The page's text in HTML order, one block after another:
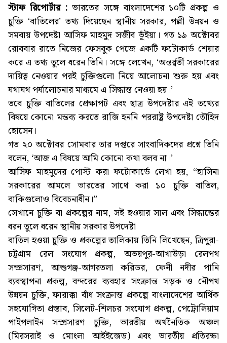
স্টাফ রিপোর্টার : ভারতের সঙ্গে বাংলাদেশের ১০টি প্রকল্প ও
চুক্তি ‘বাতিলের’ তথ্য দিয়েছেন স্থানীয় সরকার, পল্লী উন্নয়ন ও
সমবায় উপদেষ্টা আসিফ মাহমুদ সজীব ভূঁইয়া। গত ১৯ অক্টোবর
রোববার রাতে নিজের ফেসবুক পেজে একটি ফটোকার্ড শেয়ার
করে এ তথ্য তুলে ধরেন তিনি। সঙ্গে লেখেন, ‘অন্তর্র্বর্তী সরকারের
দায়িত্ব নেওয়ার পরই চুক্তিগুলো নিয়ে আলোচনা শুরু হয় এবং
যথাযথ পর্যালোচনার মাধ্যমে এ সিদ্ধান্ত নেওয়া হয়।’
তবে চুক্তি বাতিলের প্রেক্ষাপট এবং ছাত্র উপদেষ্টার এই তথ্যের
বিষয়ে কোনো মন্তব্য করতে রাজি হননি পররাষ্ট্র উপদেষ্টা তৌহিদ
হোসেন।
গত ২০ অক্টোবর সোমবার তার দপ্তরে সাংবাদিকদের প্রশ্নে তিনি
বলেন, ‘আজ এ বিষয়ে আমি কোনো কথা বলব না।’
আসিফ মাহমুদের পোস্ট করা ফটোকার্ডে লেখা হয়, “হাসিনা
সরকারের আমলে ভারতের সাথে করা ১০ চুক্তি বাতিল,
বাকিগুলোও বিবেচনাধীন।”
সেখানে চুক্তি বা প্রকল্পের নাম, সই হওয়ার সাল এবং সিদ্ধান্তের
ধরন তুলে ধরেন স্থানীয় সরকার উপদেষ্টা
বাতিল হওয়া চুক্তি ও প্রকল্পের তালিকায় তিনি লিখেছেন, ত্রিপুরা-
চট্টগ্রাম রেল সংযোগ প্রকল্প, অভয়পুর-আখাউড়া রেলপথ
সম্প্রসারণ, আশুগঞ্জ-আগরতলা করিডর, ফেনী নদীর পানি
ব্যবস্থাপনা প্রকল্প, বন্দরের ব্যবহার সংক্রান্ত সড়ক ও নৌপথ
উন্নয়ন চুক্তি, ফারাক্কা বাঁধ সংক্রান্ত প্রকল্পে বাংলাদেশের আর্থিক
সহযোগিতা প্রস্তাব, সিলেট-শিলচর সংযোগ প্রকল্প, পেট্রোলিয়াম
পাইপলাইন সম্প্রসারণ চুক্তি, ভারতীয় অর্থনৈতিক অঞ্চল
(মিরসরাই ও মোংলা আইইজেড) এবং ভারতীয় প্রতিরক্ষা